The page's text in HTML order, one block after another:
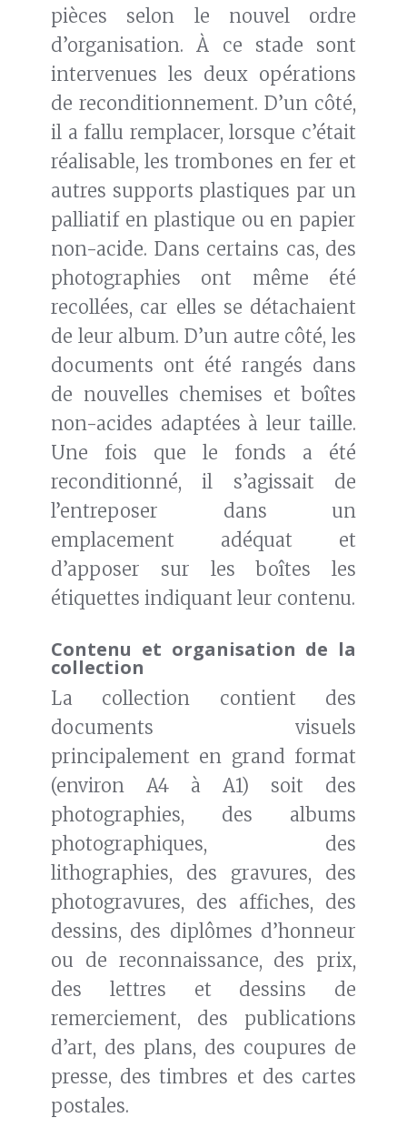
pièces selon le nouvel ordre
d’organisation. À ce stade sont
intervenues les deux opérations
de reconditionnement. D’un côté,
il a fallu remplacer, lorsque c’était
réalisable, les trombones en fer et
autres supports plastiques par un
palliatif en plastique ou en papier
non-acide. Dans certains cas, des
photographies ont même été
recollées, car elles se détachaient
de leur album. D’un autre côté, les
documents ont été rangés dans
de nouvelles chemises et boîtes
non-acides adaptées à leur taille.
Une fois que le fonds a été
reconditionné, il s’agissait de
l’entreposer dans un
emplacement adéquat et
d’apposer sur les boîtes les
étiquettes indiquant leur contenu.
Contenu et organisation de la
collection
La collection contient des
documents visuels
principalement en grand format
(environ A4 à A1) soit des
photographies, des albums
photographiques, des
lithographies, des gravures, des
photogravures, des affiches, des
dessins, des diplômes d’honneur
ou de reconnaissance, des prix,
des lettres et dessins de
remerciement, des publications
d’art, des plans, des coupures de
presse, des timbres et des cartes
postales.